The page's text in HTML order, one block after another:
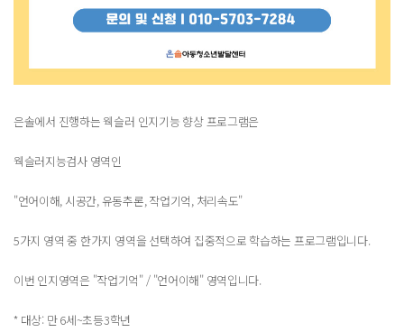
은솔에서 진행하는 웩슬러 인지기능 향상 프로그램은
웩슬러지능검사 영역인
"언어이해, 시공간, 유동추론, 작업기억, 처리속도"
5가지 영역 중 한가지 영역을 선택하여 집중적으로 학습하는 프로그램입니다.
이번 인지영역은 "작업기억" / "언어이해" 영역입니다.
​* 대상: 만 6세~초등3학년